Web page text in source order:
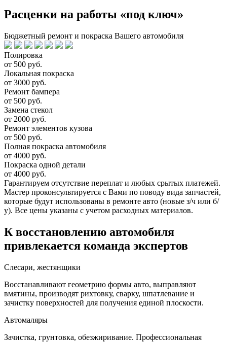
Расценки на работы «под ключ»
Бюджетный ремонт и покраска Вашего автомобиля
Полировка
от 500 руб.
Локальная покраска
от 3000 руб.
Ремонт бампера
от 500 руб.
Замена стекол
от 2000 руб.
Ремонт элементов кузова
от 500 руб.
Полная покраска автомобиля
от 4000 руб.
Покраска одной детали
от 4000 руб.
Гарантируем отсутствие переплат и любых срытых платежей.
Мастер проконсультируется с Вами по поводу вида запчастей,
которые будут использованы в ремонте авто (новые з/ч или б/
у). Все цены указаны с учетом расходных материалов.
К восстановлению автомобиля
привлекается команда экспертов
Слесари, жестянщики
Восстанавливают геометрию формы авто, выправляют
вмятины, производят рихтовку, сварку, шпатлевание и
зачистку поверхностей для получения единой плоскости.
Автомаляры
Зачистка, грунтовка, обезжиривание. Профессиональная